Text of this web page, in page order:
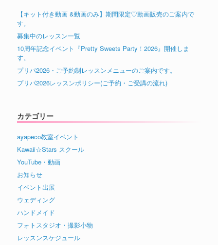
【キット付き動画 &動画のみ】期間限定♡動画販売のご案内で
す。
募集中のレッスン一覧
10周年記念イベント『Pretty Sweets Party！2026』開催しま
す。
プリパ2026・ご予約制レッスンメニューのご案内です。
プリパ2026レッスンポリシー(ご予約・ご受講の流れ)
カテゴリー
ayapeco教室イベント
Kawaii☆Stars スクール
YouTube・動画
お知らせ
イベント出展
ウェディング
ハンドメイド
フォトスタジオ・撮影小物
レッスンスケジュール